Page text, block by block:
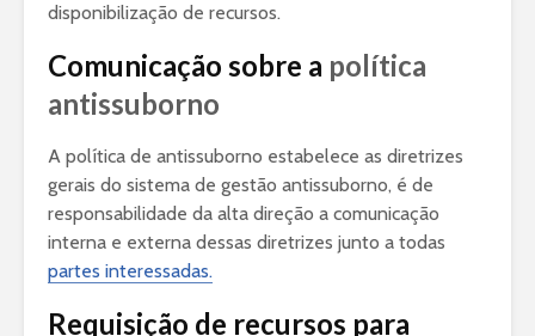
disponibilização de recursos.
Comunicação sobre a política
antissuborno
A política de antissuborno estabelece as diretrizes
gerais do sistema de gestão antissuborno, é de
responsabilidade da alta direção a comunicação
interna e externa dessas diretrizes junto a todas
partes interessadas.
Requisição de recursos para